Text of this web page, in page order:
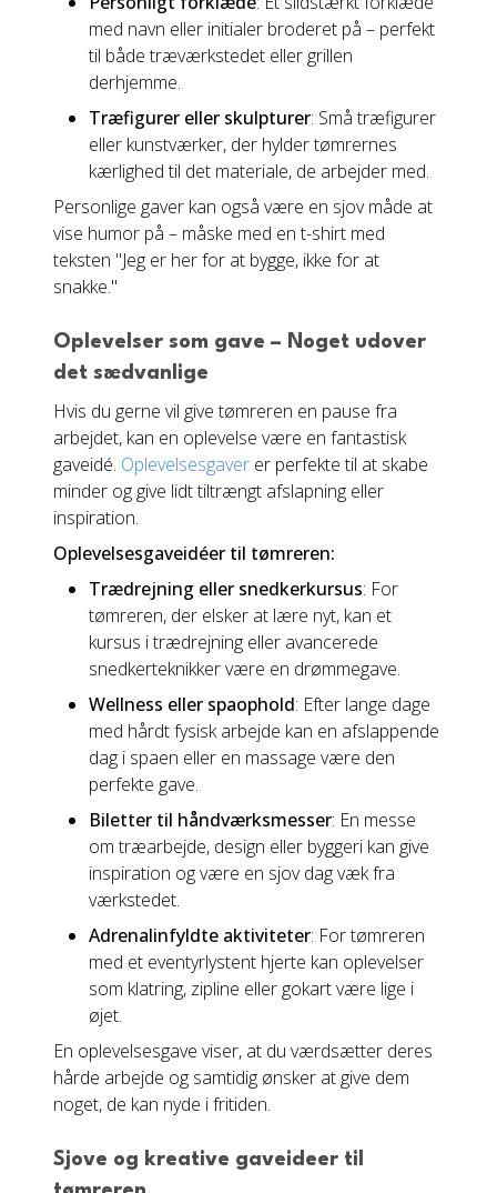
med navn eller initialer broderet på – perfekt
til både træværkstedet eller grillen
derhjemme.
Træfigurer eller skulpturer: Små træfigurer
eller kunstværker, der hylder tømrernes
kærlighed til det materiale, de arbejder med.
Personlige gaver kan også være en sjov måde at
vise humor på – måske med en t-shirt med
teksten "Jeg er her for at bygge, ikke for at
snakke."
Oplevelser som gave – Noget udover
det sædvanlige
Hvis du gerne vil give tømreren en pause fra
arbejdet, kan en oplevelse være en fantastisk
gaveidé. Oplevelsesgaver er perfekte til at skabe
minder og give lidt tiltrængt afslapning eller
inspiration.
Oplevelsesgaveidéer til tømreren:
Trædrejning eller snedkerkursus: For
tømreren, der elsker at lære nyt, kan et
kursus i trædrejning eller avancerede
snedkerteknikker være en drømmegave.
Wellness eller spaophold: Efter lange dage
med hårdt fysisk arbejde kan en afslappende
dag i spaen eller en massage være den
perfekte gave.
Biletter til håndværksmesser: En messe
om træarbejde, design eller byggeri kan give
inspiration og være en sjov dag væk fra
værkstedet.
Adrenalinfyldte aktiviteter: For tømreren
med et eventyrlystent hjerte kan oplevelser
som klatring, zipline eller gokart være lige i
øjet.
En oplevelsesgave viser, at du værdsætter deres
hårde arbejde og samtidig ønsker at give dem
noget, de kan nyde i fritiden.
Sjove og kreative gaveideer til